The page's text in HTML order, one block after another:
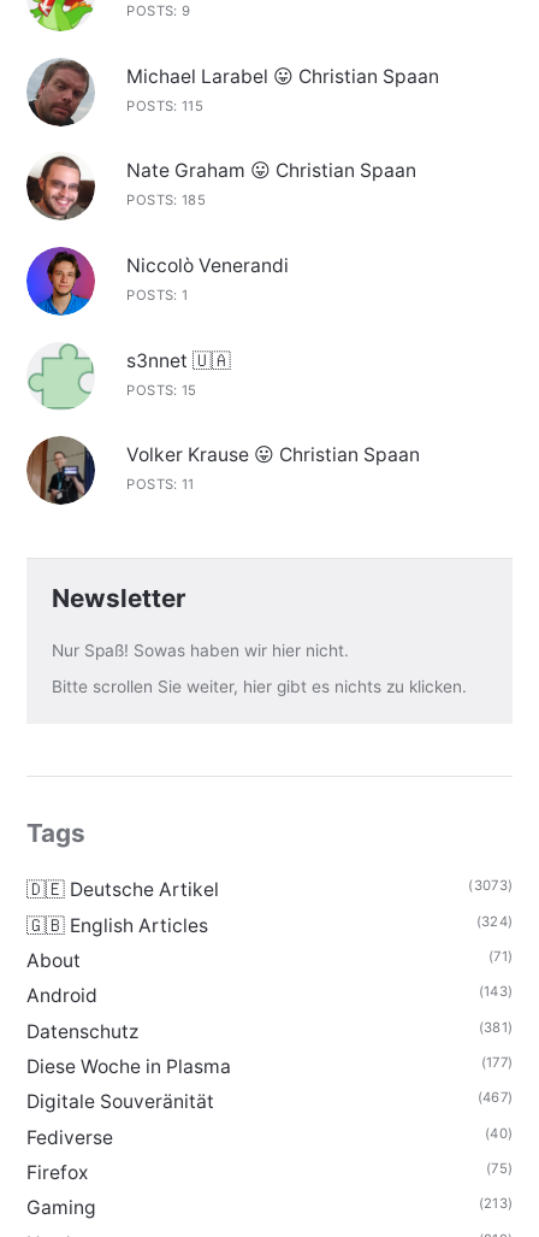
POSTS: 9
Michael Larabel 😛 Christian Spaan
POSTS: 115
Nate Graham 😛 Christian Spaan
POSTS: 185
Niccolò Venerandi
POSTS: 1
s3nnet 🇺🇦
POSTS: 15
Volker Krause 😛 Christian Spaan
POSTS: 11
Newsletter
Nur Spaß! Sowas haben wir hier nicht.
Bitte scrollen Sie weiter, hier gibt es nichts zu klicken.
Tags
🇩🇪 Deutsche Artikel (3073)
🇬🇧 English Articles (324)
About (71)
Android (143)
Datenschutz (381)
Diese Woche in Plasma (177)
Digitale Souveränität (467)
Fediverse (40)
Firefox (75)
Gaming (213)